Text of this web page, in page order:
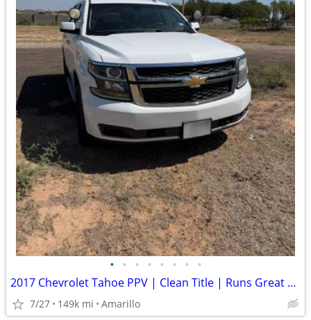
• • • • • • • •
2017 Chevrolet Tahoe PPV | Clean Title | Runs Great | Cold A/C
7/27 149k mi Amarillo